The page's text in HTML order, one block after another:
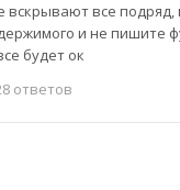
вскрывают все подряд,
и не пишите
будет ок
ответов